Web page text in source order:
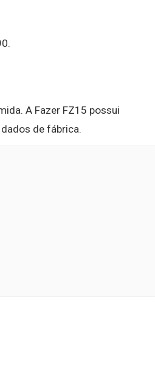
A Fazer FZ15 possui
de fábrica.